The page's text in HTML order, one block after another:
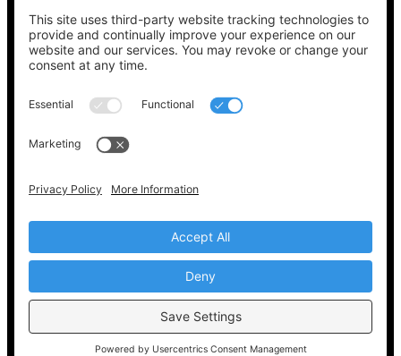
Vea lo que hay en su boleta, encuentre su
lugar de votación, verifique el estado de su
registro y obtenga toda la información
electoral que necesita enVote411.org.
Por favor no utilice:
Derechos de autor © 2022-2024 Coalición de
acceso al voto para todos